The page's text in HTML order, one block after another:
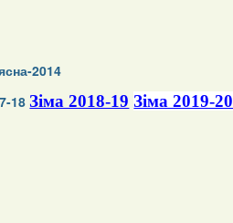
2014
18 Зіма 2018-19 Зіма 2019-20